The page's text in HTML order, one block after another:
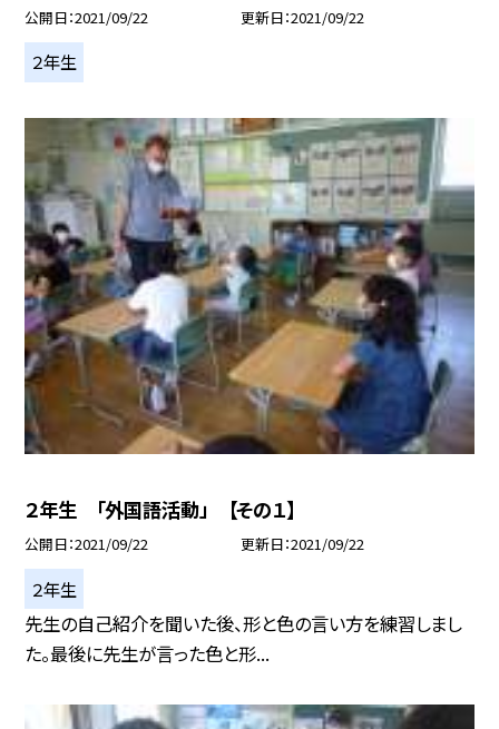
公開日 2021/09/22 更新日 2021/09/22
２年生
２年生 「外国語活動」 【その１】
公開日 2021/09/22 更新日 2021/09/22
２年生
先生の自己紹介を聞いた後、形と色の言い方を練習しまし
た。最後に先生が言った色と形...